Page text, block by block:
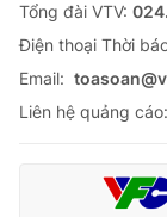
Tư vấn
Chuyên mục khác
Emagazine
Tổng đài VTV:
Ðiện thoại Thời
Email:
Liên hệ quảng cáo: